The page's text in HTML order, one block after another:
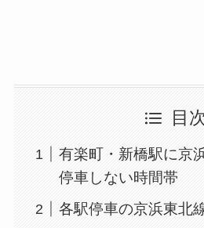
目
有楽町・新橋駅に京
停車しない時間帯
各駅停車の京浜東北